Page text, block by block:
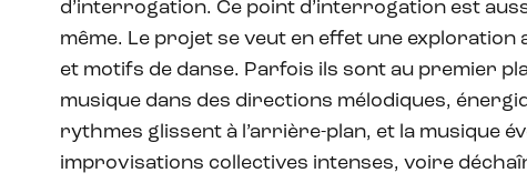
d’interrogation. Ce point d’interrogation est
même. Le projet se veut en effet une
et motifs de danse. Parfois ils sont au premier
musique dans des directions mélodiques,
rythmes glissent à l’arrière-plan, et la musique
improvisations collectives intenses, voire